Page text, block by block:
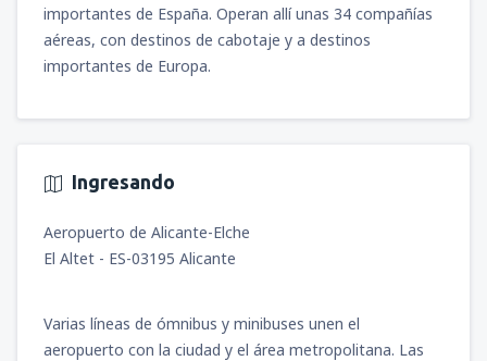
importantes de España. Operan allí unas 34 compañías
aéreas, con destinos de cabotaje y a destinos
importantes de Europa.
Ingresando
Aeropuerto de Alicante-Elche
El Altet - ES-03195 Alicante
Varias líneas de ómnibus y minibuses unen el
aeropuerto con la ciudad y el área metropolitana. Las